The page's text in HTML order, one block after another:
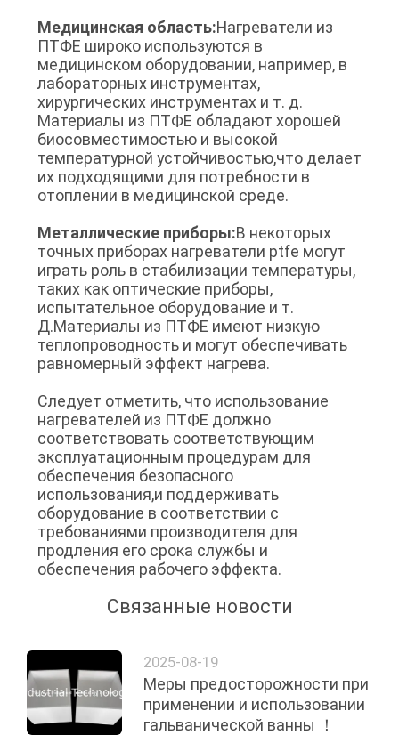
Медицинская область:Нагреватели из
ПТФЕ широко используются в
медицинском оборудовании, например, в
лабораторных инструментах,
хирургических инструментах и т. д.
Материалы из ПТФЕ обладают хорошей
биосовместимостью и высокой
температурной устойчивостью,что делает
их подходящими для потребности в
отоплении в медицинской среде.
Металлические приборы:В некоторых
точных приборах нагреватели ptfe могут
играть роль в стабилизации температуры,
таких как оптические приборы,
испытательное оборудование и т.
Д.Материалы из ПТФЕ имеют низкую
теплопроводность и могут обеспечивать
равномерный эффект нагрева.
Следует отметить, что использование
нагревателей из ПТФЕ должно
соответствовать соответствующим
эксплуатационным процедурам для
обеспечения безопасного
использования,и поддерживать
оборудование в соответствии с
требованиями производителя для
продления его срока службы и
обеспечения рабочего эффекта.
Связанные новости
2025-08-19
Меры предосторожности при
применении и использовании
гальванической ванны ！